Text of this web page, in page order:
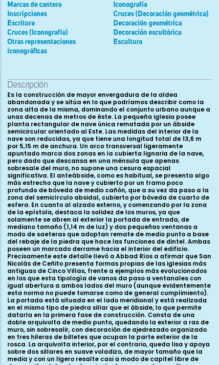
Marcas de cantero
Inscripciones
Escritura
Cruces (Iconografía)
Otras representaciones
iconográficas
Iconografía
Cruces (Decoración geométrica)
Decoración geométrica
Decoración escultórica
Escultura
Descripción
Es la construcción de mayor envergadura de la aldea
abandonada y se sitúa en lo que podríamos describir como la
zona alta de la misma, dominando el conjunto urbano aunque a
unas decenas de metros de éste. La pequeña iglesia posee
planta rectangular de nave única rematada por un ábside
semicircular orientado al Este. Las medidas del interior de la
nave son reducidas, ya que tiene una longitud total de 13,6 m
por 5,15 m de anchura. Un arco transversal ligeramente
apuntado marca dos zonas en la cubierta lignaria de la nave,
pero dado que descansa en una ménsula que apenas
sobresale del muro, no supone una cesura espacial
significativa. El anteábside, como es habitual, se presenta algo
más estrecho que la nave y cubierto por un tramo poco
profundo de bóveda de medio cañón, que a su vez da paso a la
zona del semicírculo absidal, cubierto por bóveda de cuarto de
esfera. En cuanto al alzado externo, y comenzando por la zona
de la epístola, destaca la solidez de los muros, ya que
solamente se abren al exterior la portada de entrada, de
mediano tamaño (1,14 m de luz) y dos pequeñas ventanas a
modo de saeteras que adoptan remate de medio punto a base
del rebaje de la piedra que hace las funciones de dintel. Ambas
poseen un marcado derrame hacia el interior del edificio.
Precisamente este detalle llevó a Abbad Ríos a afirmar que San
Nicolás de Ceñito presenta formas propias de las iglesias más
antiguas de Cinco Villas, frente a ejemplos más evolucionados
en los que esta tipología de vanos da paso a ventanales con
igual abertura a ambos lados del muro (aunque evidentemente
esta norma no puede tomarse como de general cumplimiento).
La portada está situada en el lado meridional y está realizada
en el mismo tipo de piedra sillar que el ábside, lo que permite
datarla en la primera fase de construcción. Consta de una
doble arquivolta de medio punto, quedando la exterior a ras de
muro, sin sobresalir, con decoración de ajedrezado organizado
en tres hileras de billetes que ocupan la parte exterior de la
rosca. La arquivolta interior, por el contrario, queda lisa y apoya
sobre dos sillares en suave voladizo, de mayor tamaño que la
media y con un ligero resalte casi a modo de capitel libre de